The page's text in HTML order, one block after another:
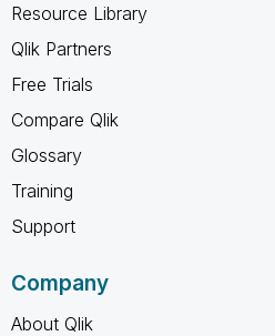
Resource Library
Qlik Partners
Free Trials
Compare Qlik
Glossary
Training
Support
Company
About Qlik